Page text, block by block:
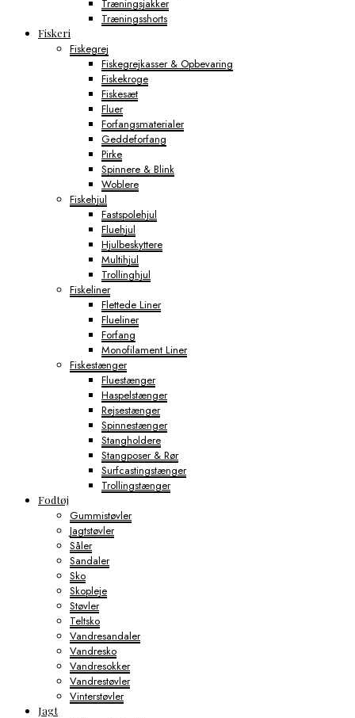
Træningsjakker
Træningsshorts
Fiskeri
Fiskegrej
Fiskegrejkasser & Opbevaring
Fiskekroge
Fiskesæt
Fluer
Forfangsmaterialer
Geddeforfang
Pirke
Spinnere & Blink
Woblere
Fiskehjul
Fastspolehjul
Fluehjul
Hjulbeskyttere
Multihjul
Trollinghjul
Fiskeliner
Flettede Liner
Flueliner
Forfang
Monofilament Liner
Fiskestænger
Fluestænger
Haspelstænger
Rejsestænger
Spinnestænger
Stangholdere
Stangposer & Rør
Surfcastingstænger
Trollingstænger
Fodtøj
Gummistøvler
Jagtstøvler
Såler
Sandaler
Sko
Skopleje
Støvler
Teltsko
Vandresandaler
Vandresko
Vandresokker
Vandrestøvler
Vinterstøvler
Jagt